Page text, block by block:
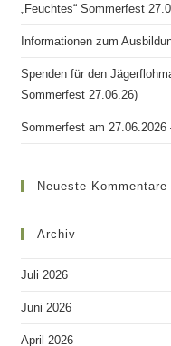
„Feuchtes“ Sommerfest
Informationen zum
Spenden für den
Sommerfest 27.06.26)
Sommerfest am 27.06.2026
Neueste Kommentare
Archiv
Juli 2026
Juni 2026
April 2026